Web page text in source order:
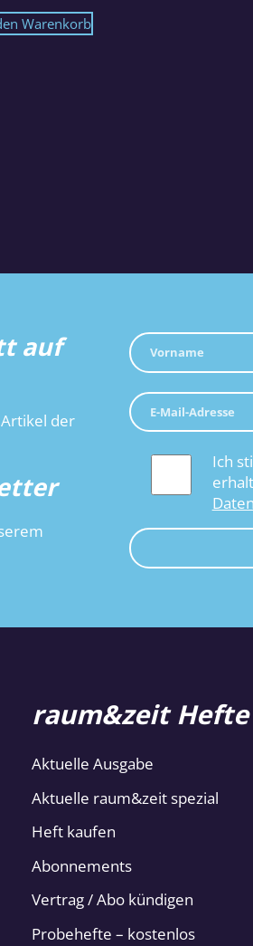
Warenkorb
auf
der
Ich
raum&zeit Hefte
Aktuelle Ausgabe
Aktuelle raum&zeit spezial
Heft kaufen
Abonnements
Vertrag / Abo kündigen
Probehefte – kostenlos